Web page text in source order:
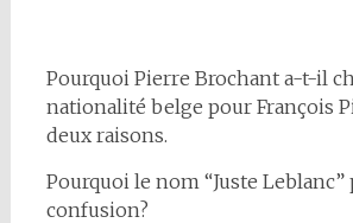
Pourquoi Pierre Brochant a-t-il
nationalité belge pour François
deux raisons.
Pourquoi le nom “Juste Leblanc”
confusion?